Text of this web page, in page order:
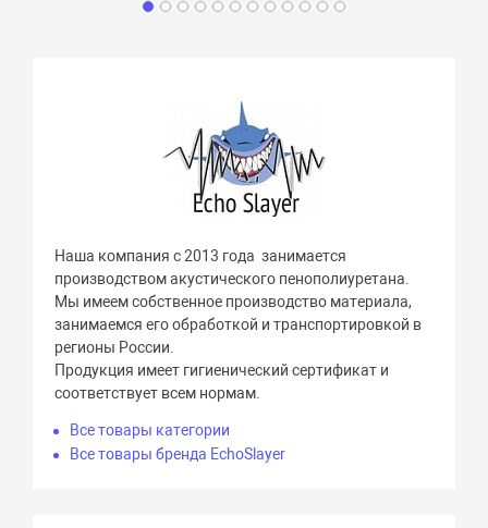
Наша компания с 2013 года занимается
производством акустического пенополиуретана.
Мы имеем собственное производство материала,
занимаемся его обработкой и транспортировкой в
регионы России.
Продукция имеет гигиенический сертификат и
соответствует всем нормам.
Все товары категории
Все товары бренда EchoSlayer